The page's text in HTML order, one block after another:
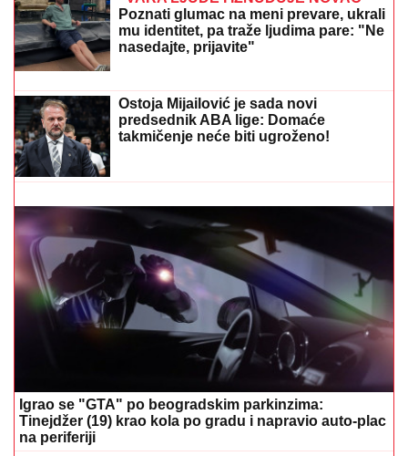
Šta znači kada se Sveta Petka javi u
snu? Ovo je njena najjača molitva
"ŽIVOT KOJI ČUVAM VIŠE OD SVOG" Bojana
Barović se oglasila posebnim razlogom, emocije je
savladale: "Prošlo je 10 godina"
FOLK PEVAČICA POSETILA RODNO
MESTO NA KOSOVU
Pokazala kuću u
kojoj je odrasla, a malo ko zna da je
pre estrade radila kao NASTAVNICA:
"Svaki put plačem" (VIDEO)